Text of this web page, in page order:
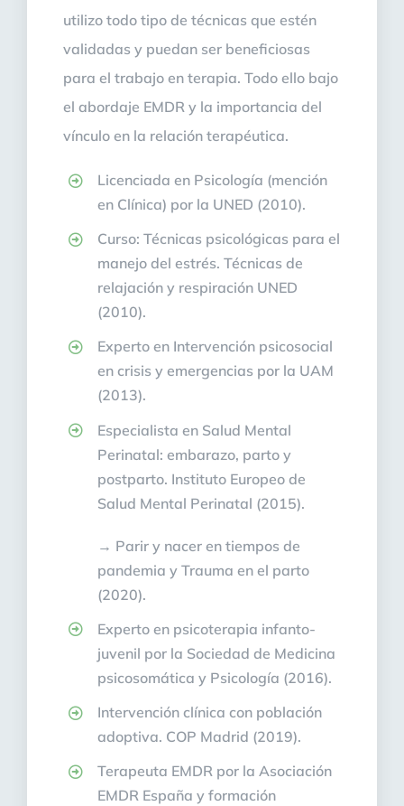
utilizo todo tipo de técnicas que estén
validadas y puedan ser beneficiosas
para el trabajo en terapia. Todo ello bajo
el abordaje EMDR y la importancia del
vínculo en la relación terapéutica.
Licenciada en Psicología (mención
en Clínica) por la UNED (2010).
Curso: Técnicas psicológicas para el
manejo del estrés. Técnicas de
relajación y respiración UNED
(2010).
Experto en Intervención psicosocial
en crisis y emergencias por la UAM
(2013).
Especialista en Salud Mental
Perinatal: embarazo, parto y
postparto. Instituto Europeo de
Salud Mental Perinatal (2015).
→ Parir y nacer en tiempos de
pandemia y Trauma en el parto
(2020).
Experto en psicoterapia infanto-
juvenil por la Sociedad de Medicina
psicosomática y Psicología (2016).
Intervención clínica con población
adoptiva. COP Madrid (2019).
Terapeuta EMDR por la Asociación
EMDR España y formación